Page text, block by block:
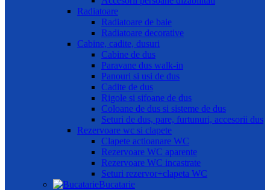
Radiatoare
Radiatoare de baie
Radiatoare decorative
Cabine, cadite, dusuri
Cabine de dus
Paravane dus walk-in
Panouri si usi de dus
Cadite de dus
Rigole si sifoane de dus
Coloane de dus si sisteme de dus
Seturi de dus, pare, furtunuri, accesorii dus
Rezervoare wc si clapete
Clapete actioanare WC
Rezervoare WC aparente
Rezervoare WC incastrate
Seturi rezervor+clapeta WC
Bucatarie